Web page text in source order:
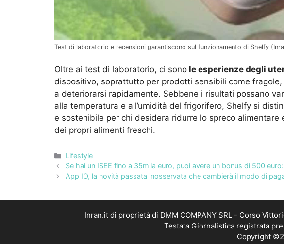
Test di laboratorio e recensioni garantiscono sul funzionamento di Shelfy
Oltre ai test di laboratorio, ci sono le esperienze degli
dispositivo, soprattutto per prodotti sensibili come
a deteriorarsi rapidamente. Sebbene i risultati possano
alla temperatura e all’umidità del frigorifero, Shelfy si
e sostenibile per chi desidera ridurre lo spreco alimentare
dei propri alimenti freschi.
Categorie
Lifestyle
Se hai un ISEE fino a 35mila euro, puoi avere un bonus di 500
App IO, la novità passata inosservata che cambierà il modo di
Inran.it di proprietà di DMM COMPANY SRL - Corso
Testata Giornalistica registrata
Copyright